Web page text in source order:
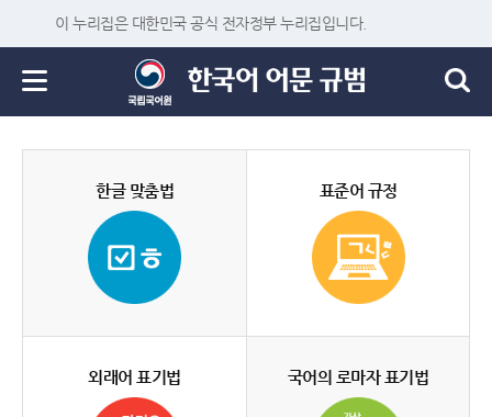
이 누리집은 대한민국 공식 전자정부 누리집입니다.
한글 맞춤법 표준어 규정
외래어 표기법 국어의 로마자 표기법